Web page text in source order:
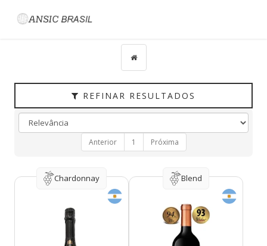
REFINAR RESULTADOS
UVAS
VINÍCOLA
Anterior 1 Próxima
Chardonnay Blend